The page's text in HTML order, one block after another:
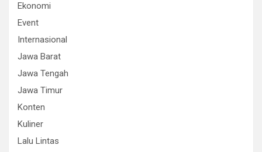
Ekonomi
Event
Internasional
Jawa Barat
Jawa Tengah
Jawa Timur
Konten
Kuliner
Lalu Lintas